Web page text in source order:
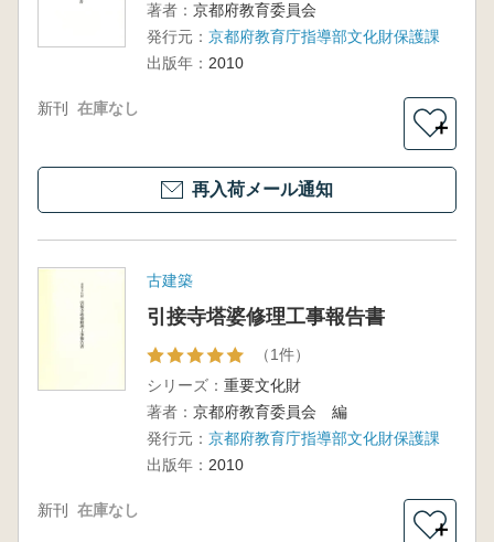
著者： 京都府教育委員会
発行元： 京都府教育庁指導部文化財保護課
出版年： 2010
新刊 在庫なし
＋
再入荷メール通知
古建築
引接寺塔婆修理工事報告書
（1件）
シリーズ： 重要文化財
著者： 京都府教育委員会 編
発行元： 京都府教育庁指導部文化財保護課
出版年： 2010
新刊 在庫なし
＋